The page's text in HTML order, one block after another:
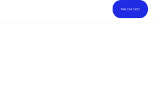
786.334.0392